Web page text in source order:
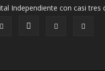
Independiente con casi tres